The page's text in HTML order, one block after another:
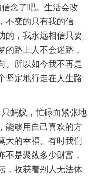
念了吧。生活会改
不变的只有我的信
的，我永远相信只要
的路上人不会迷路，
。所以如今我不再是
坚定地行走在人生路
蚂蚁，忙碌而紧张地
能够用自己喜欢的方
大的幸福。有时我们
不是聚敛多少财富，
，收获着别人无法体